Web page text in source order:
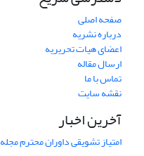
صفحه اصلی
درباره نشریه
اعضای هیات تحریریه
ارسال مقاله
تماس با ما
نقشه سایت
آخرین اخبار
امتیاز تشویقی داوران محترم مجله